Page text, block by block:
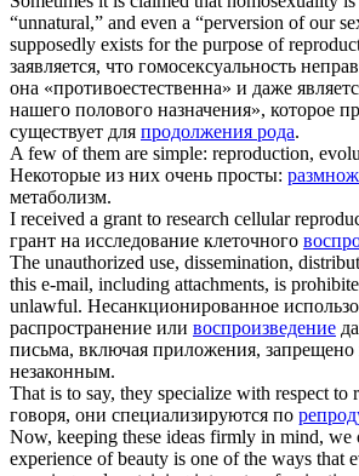
“unnatural,” and even a “perversion of our
supposedly exists for the purpose of
заявляется, что гомосексуальность
она «противоестественна» и даже
нашего полового назначения», которое
существует для продолжения рода.
A few of them are simple: reproduction,
Некоторые из них очень просты:
метаболизм.
I received a grant to research cellular
грант на исследование клеточного
The unauthorized use, dissemination,
this e-mail, including attachments, is
unlawful. Несанкционированное
распространение или воспроизведение
письма, включая приложения,
незаконным.
That is to say, they specialize with respect to
говоря, они специализируются по
Now, keeping these ideas firmly in mind, we
experience of beauty is one of the ways that